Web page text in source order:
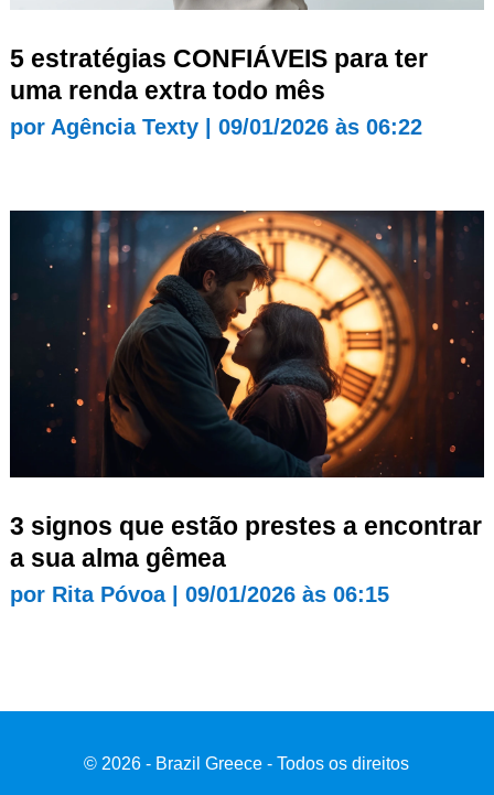
5 estratégias CONFIÁVEIS para ter
uma renda extra todo mês
por Agência Texty| 09/01/2026 às 06:22
3 signos que estão prestes a encontrar
a sua alma gêmea
por Rita Póvoa| 09/01/2026 às 06:15
© 2026 - Brazil Greece - Todos os direitos